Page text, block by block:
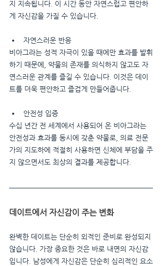
지 지속됩니다. 이 시간 동안 자연스럽고 편안하
게 자신감을 가질 수 있습니다.
자연스러운 반응
비아그라는 성적 자극이 있을 때에만 효과를 발휘
하기 때문에, 약물의 존재를 의식하지 않고도 자
연스러운 관계를 즐길 수 있습니다. 이것은 데이
트를 더욱 편안하고 즐겁게 만들어줍니다.
안전성 입증
수십 년간 전 세계에서 사용되어 온 비아그라는
안전성과 효과를 동시에 갖춘 약물로, 의료 전문
가의 지도하에 적절히 사용하면 신체에 부담을 주
지 않으면서도 최상의 결과를 제공합니다.
데이트에서 자신감이 주는 변화
완벽한 데이트는 단순히 외적인 준비로 완성되지
않습니다. 가장 중요한 것은 바로 내면의 자신감
입니다. 남성에게 자신감은 단순히 심리적인 요소